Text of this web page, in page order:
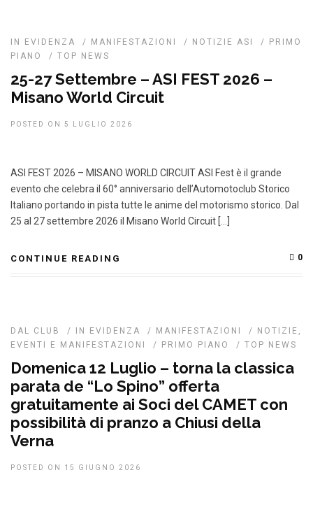
IN EVIDENZA / MANIFESTAZIONI / NOTIZIE ASI /
PRIMO
PIANO
/ TOP NEWS
25-27 Settembre – ASI FEST 2026 –
Misano World Circuit
POSTED ON 5 LUGLIO 2026
ASI FEST 2026 – MISANO WORLD CIRCUIT ASI Fest è il grande
evento che celebra il 60° anniversario dell’Automotoclub Storico
Italiano portando in pista tutte le anime del motorismo storico. Dal
25 al 27 settembre 2026 il Misano World Circuit […]
CONTINUE READING 0
DAL CLUB / IN EVIDENZA / MANIFESTAZIONI /
NOTIZIE,
EVENTI E MANIFESTAZIONI
/ PRIMO PIANO / TOP NEWS
Domenica 12 Luglio – torna la classica
parata de “Lo Spino” offerta
gratuitamente ai Soci del CAMET con
possibilità di pranzo a Chiusi della
Verna
POSTED ON 15 GIUGNO 2026